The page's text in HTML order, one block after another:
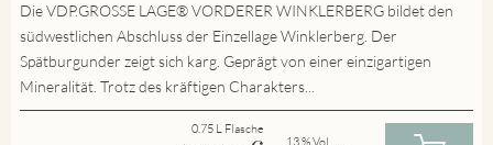
Die VDP.GROSSE LAGE® VORDERER WINKLERBERG bildet den
südwestlichen Abschluss der Einzellage Winklerberg. Der
Spätburgunder zeigt sich karg. Geprägt von einer einzigartigen
Mineralität. Trotz des kräftigen Charakters...
0.75 L Flasche
13 % Vol